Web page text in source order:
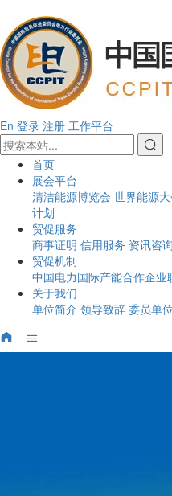
En 登录 注册 工作平台
首页
展会平台
清洁能源博览会 世界能源
计划
贸促服务
商事证明 信用服务 资讯咨
贸促机制
中国电力国际产能合作企业
关于我们
单位简介 领导致辞 委员单位